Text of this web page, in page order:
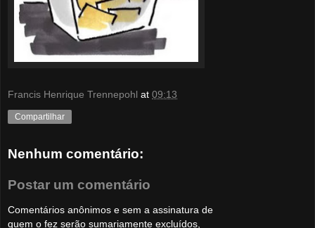
Francis Henrique Trennepohl at 09:13
Compartilhar
Nenhum comentário:
Postar um comentário
Comentários anônimos e sem a assinatura de
quem o fez serão sumariamente excluídos,